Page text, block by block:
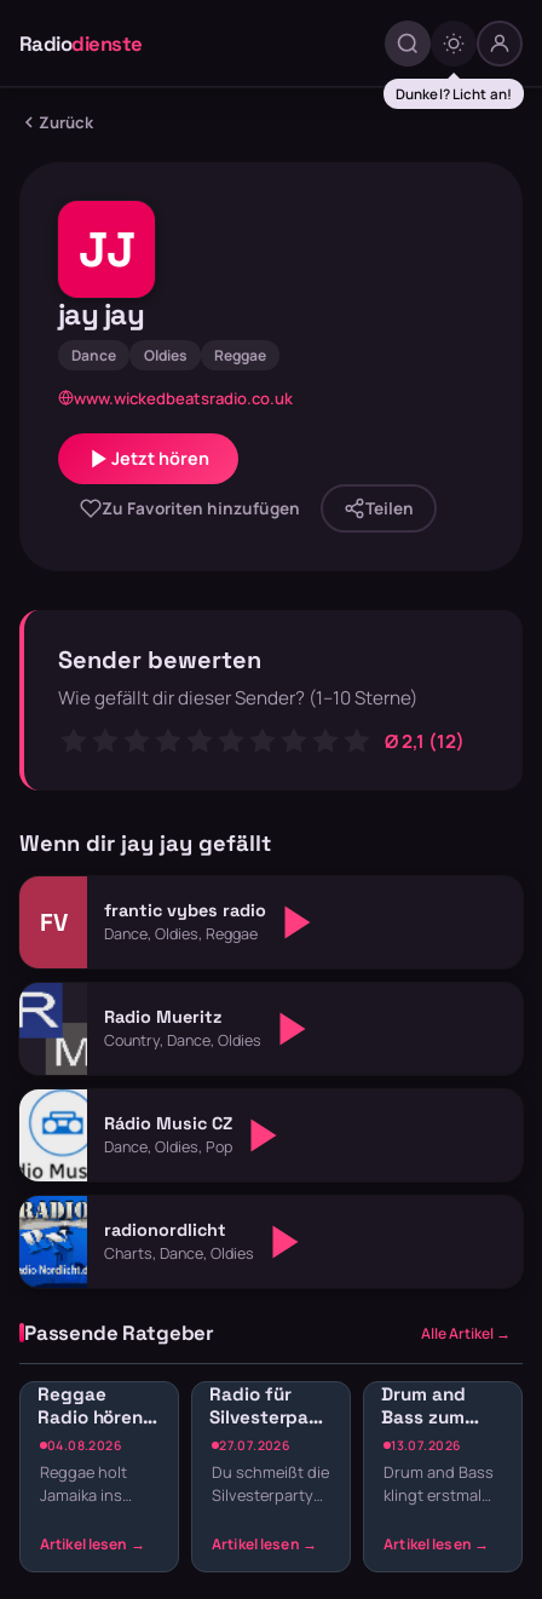
Radiodienste
Dunkel? Licht an!
Zurück
JJ
jay jay
Dance Oldies Reggae
www.wickedbeatsradio.co.uk
Jetzt hören
Zu Favoriten hinzufügen Teilen
Sender bewerten
Wie gefällt dir dieser Sender? (1–10 Sterne)
Ø 2,1 (12)
Wenn dir jay jay gefällt
FV frantic vybes radio
Dance, Oldies, Reggae
Radio Mueritz
Country, Dance, Oldies
Rádio Music CZ
Dance, Oldies, Pop
radionordlicht
Charts, Dance, Oldies
Passende Ratgeber Alle Artikel →
04.08.2026
Reggae
Radio hören:
Jamaican
Vibes und
Dancehall
Reggae holt
Jamaika ins
Der entspannte
27.07.2026
Radio für
Silvesterparty:
Die besten
Sender für
den
Jahreswechsel
Du schmeißt die
Silvesterparty
den ganzen
13.07.2026
Drum and
Bass zum
Lernen:
Konzentration
durch
schnelle
Drum and Bass
klingt erstmal
nicht nach